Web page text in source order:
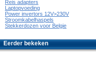
Reis adapters
Laptopvoeding
Power invertors 12V>230V
Stroomkabelhaspels
Stekkerdozen voor Belgie
Eerder bekeken